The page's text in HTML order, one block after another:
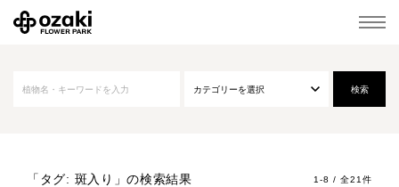
「タグ: 斑入り」の検索結果 1-8 / 全21件